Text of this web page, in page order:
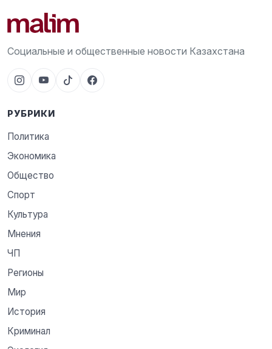
Социальные и общественные новости Казахстана
РУБРИКИ
Политика
Экономика
Общество
Спорт
Культура
Мнения
ЧП
Регионы
Мир
История
Криминал